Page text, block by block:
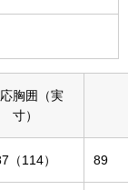
胸囲（実
寸）
（114） 89